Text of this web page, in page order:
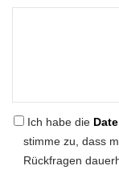
Ich habe die
stimme zu, dass
Rückfragen